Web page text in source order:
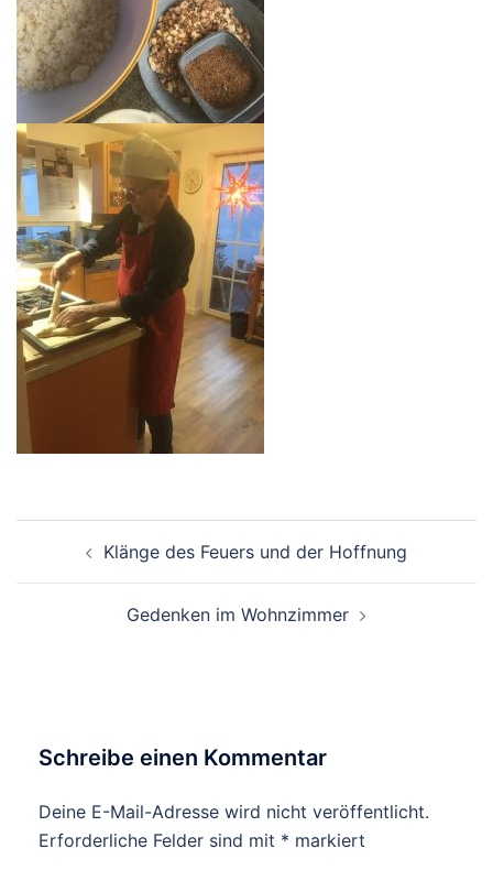
NavigationKlänge des Feuers und der Hoffnung
Gedenken im Wohnzimmer
Schreibe einen Kommentar
Deine E-Mail-Adresse wird nicht veröffentlicht.
Erforderliche Felder sind mit * markiert